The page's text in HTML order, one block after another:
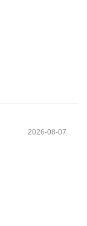
2026-08-07